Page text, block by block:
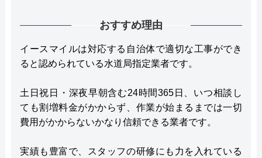
おすすめ理由
イースマイルは対応する自治体で適切な工事ができ
ると認められている水道局指定業者です。
土日祝日・深夜早朝含む24時間365日、いつ相談し
ても割増料金がかからず、作業が始まるまでは一切
費用がかからないかなり信頼できる業者です。
実績も豊富で、スタッフの研修にも力を入れている